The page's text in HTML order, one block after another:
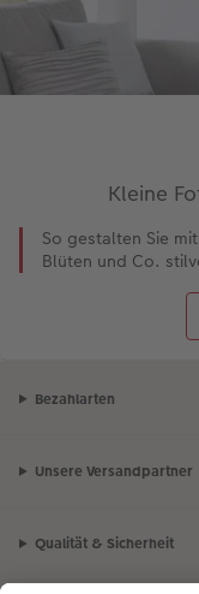
Kleine
So gestalten Sie
Blüten und Co.
Bezahlarten
Unsere Versandpartner
Qualität & Sicherheit